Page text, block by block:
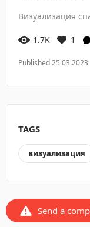
Визуализация
1.7K 1
Published 25.03.2023
TAGS
визуализация
Send a